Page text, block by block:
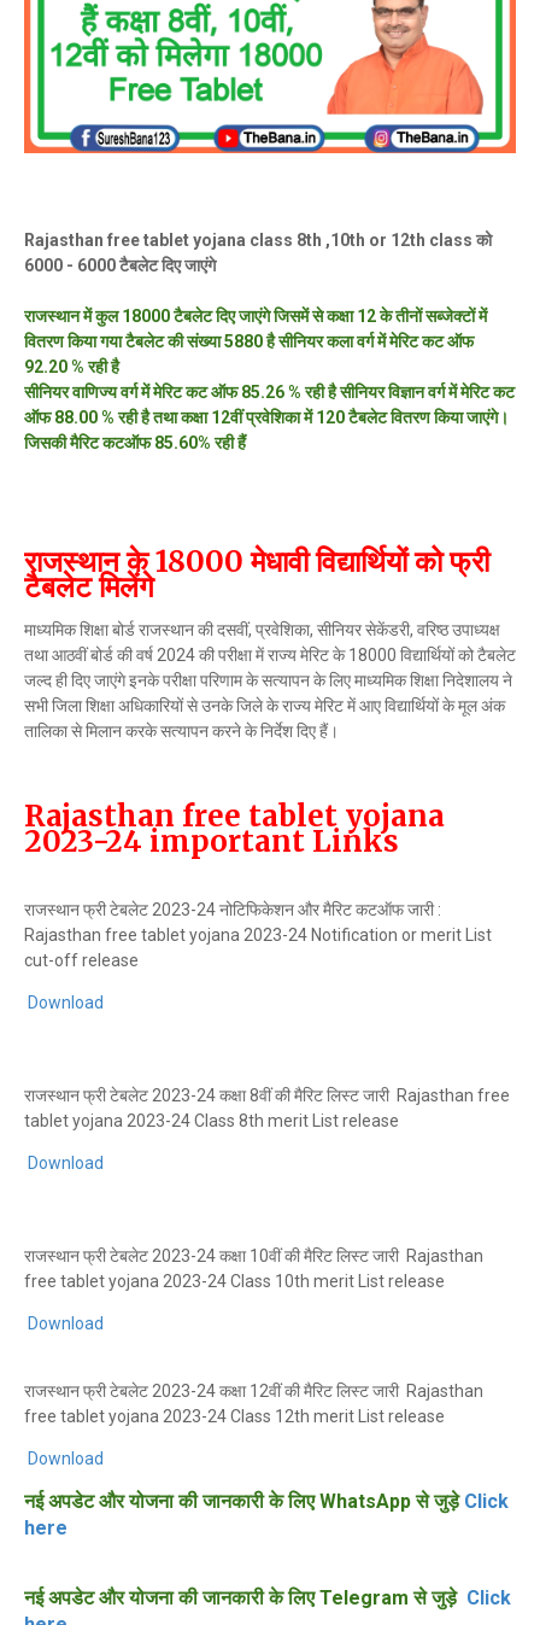
Rajasthan free tablet yojana class 8th ,10th or 12th class को
6000 - 6000 टैबलेट दिए जाएंगे
राजस्थान में कुल 18000 टैबलेट दिए जाएंगे जिसमें से कक्षा 12 के तीनों सब्जेक्टों में
वितरण किया गया टैबलेट की संख्या 5880 है सीनियर कला वर्ग में मेरिट कट ऑफ
92.20 % रही है
सीनियर वाणिज्य वर्ग में मेरिट कट ऑफ 85.26 % रही है सीनियर विज्ञान वर्ग में मेरिट कट
ऑफ 88.00 % रही है तथा कक्षा 12वीं प्रवेशिका में 120 टैबलेट वितरण किया जाएंगे।
जिसकी मैरिट कटऑफ 85.60% रही हैं
राजस्थान के 18000 मेधावी विद्यार्थियों को फ्री
टैबलेट मिलेंगे
माध्यमिक शिक्षा बोर्ड राजस्थान की दसवीं, प्रवेशिका, सीनियर सेकेंडरी, वरिष्ठ उपाध्यक्ष
तथा आठवीं बोर्ड की वर्ष 2024 की परीक्षा में राज्य मेरिट के 18000 विद्यार्थियों को टैबलेट
जल्द ही दिए जाएंगे इनके परीक्षा परिणाम के सत्यापन के लिए माध्यमिक शिक्षा निदेशालय ने
सभी जिला शिक्षा अधिकारियों से उनके जिले के राज्य मेरिट में आए विद्यार्थियों के मूल अंक
तालिका से मिलान करके सत्यापन करने के निर्देश दिए हैं।
Rajasthan free tablet yojana
2023-24 important Links
राजस्थान फ्री टेबलेट 2023-24 नोटिफिकेशन और मैरिट कटऑफ जारी :
Rajasthan free tablet yojana 2023-24 Notification or merit List
cut-off release
Download
राजस्थान फ्री टेबलेट 2023-24 कक्षा 8वीं की मैरिट लिस्ट जारी Rajasthan free
tablet yojana 2023-24 Class 8th merit List release
Download
राजस्थान फ्री टेबलेट 2023-24 कक्षा 10वीं की मैरिट लिस्ट जारी Rajasthan
free tablet yojana 2023-24 Class 10th merit List release
Download
राजस्थान फ्री टेबलेट 2023-24 कक्षा 12वीं की मैरिट लिस्ट जारी Rajasthan
free tablet yojana 2023-24 Class 12th merit List release
Download
नई अपडेट और योजना की जानकारी के लिए WhatsApp से जुड़ेClick
here
नई अपडेट और योजना की जानकारी के लिए Telegram से जुड़ेClick